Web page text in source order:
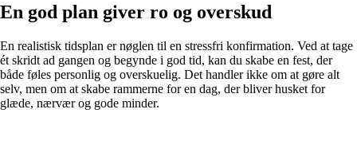
En god plan giver ro og overskud
En realistisk tidsplan er nøglen til en stressfri konfirmation. Ved at tage
ét skridt ad gangen og begynde i god tid, kan du skabe en fest, der
både føles personlig og overskuelig. Det handler ikke om at gøre alt
selv, men om at skabe rammerne for en dag, der bliver husket for
glæde, nærvær og gode minder.